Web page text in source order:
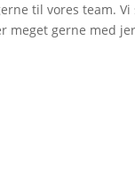
til vores team.
meget gerne med